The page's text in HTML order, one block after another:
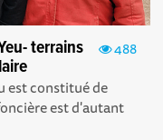
488
terrains
est constitué de
est d'autant